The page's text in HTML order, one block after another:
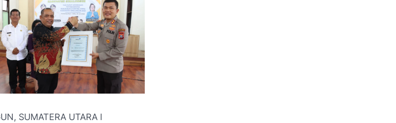
SUMATERA UTARA l